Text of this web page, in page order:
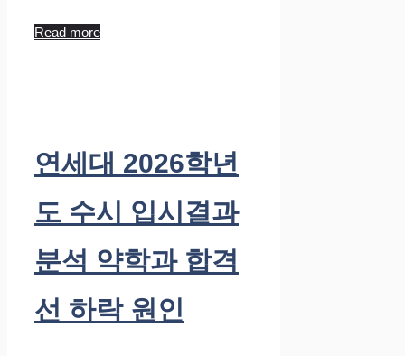
Read more
연세대 2026학년
도 수시 입시결과
분석 약학과 합격
선 하락 원인